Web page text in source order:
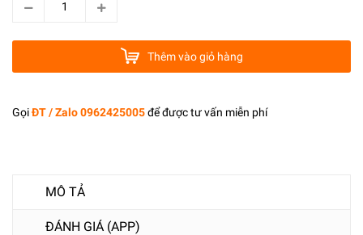
Thêm vào giỏ hàng
GọiĐT / Zalo 0962425005để được tư vấn miễn phí
MÔ TẢ
ĐÁNH GIÁ (APP)